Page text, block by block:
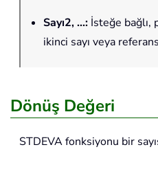
Sayı2, ...: İsteğe bağlı,
ikinci sayı veya
Dönüş Değeri
STDEVAfonksiyonu bir